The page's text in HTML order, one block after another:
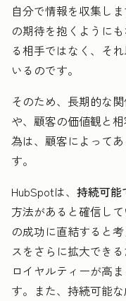
自分で情報を収集し
の期待を抱くように
る相手ではなく、そ
いるのです。
そのため、長期的な
や、顧客の価値観と
為は、顧客によって
す。
HubSpotは、 持続可能
方法があると確信し
の成功に直結すると
スをさらに拡大でき
ロイヤルティーが高
す。また、持続可能